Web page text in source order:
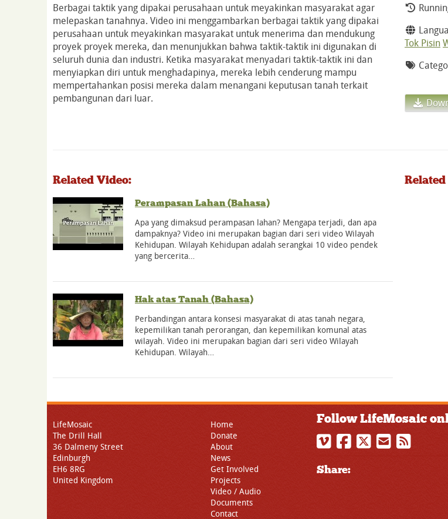
Berbagai taktik yang dipakai perusahaan untuk meyakinkan masyarakat agar
melepaskan tanahnya. Video ini menggambarkan berbagai taktik yang dipakai
perusahaan untuk meyakinkan masyarakat untuk menerima dan mendukung
proyek proyek mereka, dan menunjukkan bahwa taktik-taktik ini digunakan di
seluruh dunia dan industri. Ketika masyarakat menyadari taktik-taktik ini dan
menyiapkan diri untuk menghadapinya, mereka lebih cenderung mampu
mempertahankan posisi mereka dalam menangani keputusan tanah terkait
pembangunan dari luar.
Tok Pisin
Related Video:
Perampasan Lahan (Bahasa)
Apa yang dimaksud perampasan lahan? Mengapa terjadi, dan apa
dampaknya? Video ini merupakan bagian dari seri video Wilayah
Kehidupan. Wilayah Kehidupan adalah serangkai 10 video pendek
yang bercerita…
Hak atas Tanah (Bahasa)
Perbandingan antara konsesi masyarakat di atas tanah negara,
kepemilikan tanah perorangan, dan kepemilikan komunal atas
wilayah. Video ini merupakan bagian dari seri video Wilayah
Kehidupan. Wilayah…
LifeMosaic
The Drill Hall
36 Dalmeny Street
Edinburgh
EH6 8RG
United Kingdom
Home
Donate
About
News
Get Involved
Projects
Video / Audio
Documents
Contact
Follow LifeMosaic
Share: